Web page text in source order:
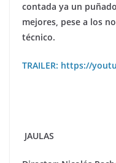
contada ya un
mejores, pese a los
técnico.
TRAILER: https://
JAULAS